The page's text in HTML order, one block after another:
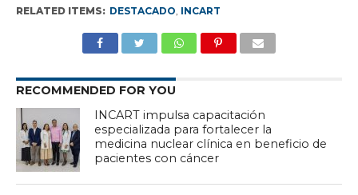
RELATED ITEMS: DESTACADO INCART
RECOMMENDED FOR YOU
INCART impulsa capacitación
especializada para fortalecer la
medicina nuclear clínica en beneficio de
pacientes con cáncer